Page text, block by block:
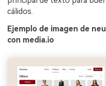
cálidos.
Ejemplo de imagen de
con media.io